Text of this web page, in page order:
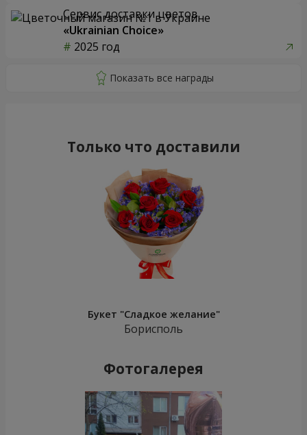
Сервис доставки цветов
«Ukrainian Choice»
2025 год
Только что доставили
Букет "Сладкое желание"
Борисполь
Фотогалерея